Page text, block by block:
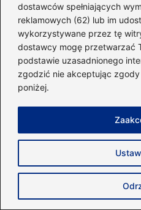
dostawców spełniających
reklamowych (62) lub im
wykorzystywane przez tę
dostawcy mogę przetwarzać
podstawie uzasadnionego
zgodzić nie akceptując
poniżej.
Zapamiętaj moje dane
podczas pisania
Poczytaj